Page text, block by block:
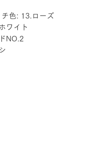
色: 13.ローズ
ワイト
NO.2